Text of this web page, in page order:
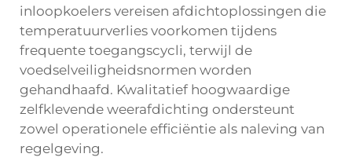
inloopkoelers vereisen afdichtoplossingen die
temperatuurverlies voorkomen tijdens
frequente toegangscycli, terwijl de
voedselveiligheidsnormen worden
gehandhaafd. Kwalitatief hoogwaardige
zelfklevende weerafdichting ondersteunt
zowel operationele efficiëntie als naleving van
regelgeving.